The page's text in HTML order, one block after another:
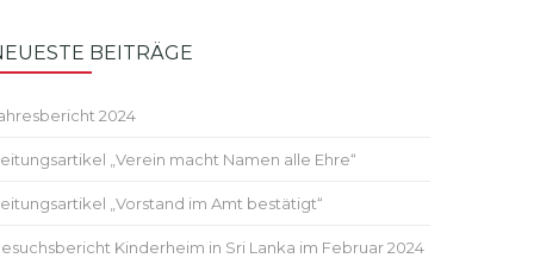
BEITRÄGE
2024
„Verein macht Namen alle Ehre“
„Vorstand im Amt bestätigt“
Kinderheim in Sri Lanka im Februar 2024